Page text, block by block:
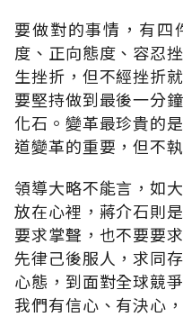
要做對的事情，有四
度、正向態度、容忍
生挫折，但不經挫折
要堅持做到最後一分
化石。變革最珍貴的
道變革的重要，但不
領導大略不能言，如
放在心裡，蔣介石則
要求掌聲，也不要要
先律己後服人，求同
心態，到面對全球競
我們有信心、有決心